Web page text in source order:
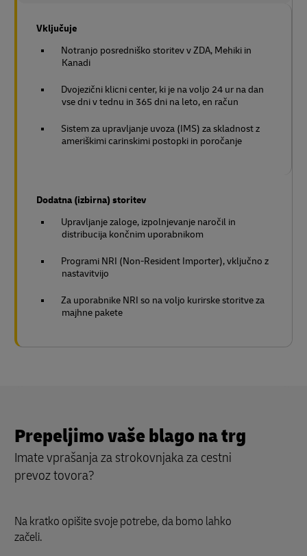
Vključuje
Notranjo posredniško storitev v ZDA, Mehiki in
Kanadi
Dvojezični klicni center, ki je na voljo 24 ur na dan
vse dni v tednu in 365 dni na leto, en račun
Sistem za upravljanje uvoza (IMS) za skladnost z
ameriškimi carinskimi postopki in poročanje
Dodatna (izbirna) storitev
Upravljanje zaloge, izpolnjevanje naročil in
distribucija končnim uporabnikom
Programi NRI (Non-Resident Importer), vključno z
nastavitvijo
Za uporabnike NRI so na voljo kurirske storitve za
majhne pakete
Prepeljimo vaše blago na trg
Imate vprašanja za strokovnjaka za cestni
prevoz tovora?
Na kratko opišite svoje potrebe, da bomo lahko
začeli.